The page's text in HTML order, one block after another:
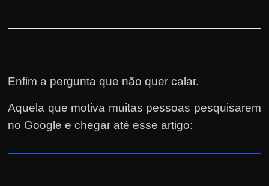
Enfim a pergunta que não quer calar.
Aquela que motiva muitas pessoas pesquisarem
no Google e chegar até esse artigo: